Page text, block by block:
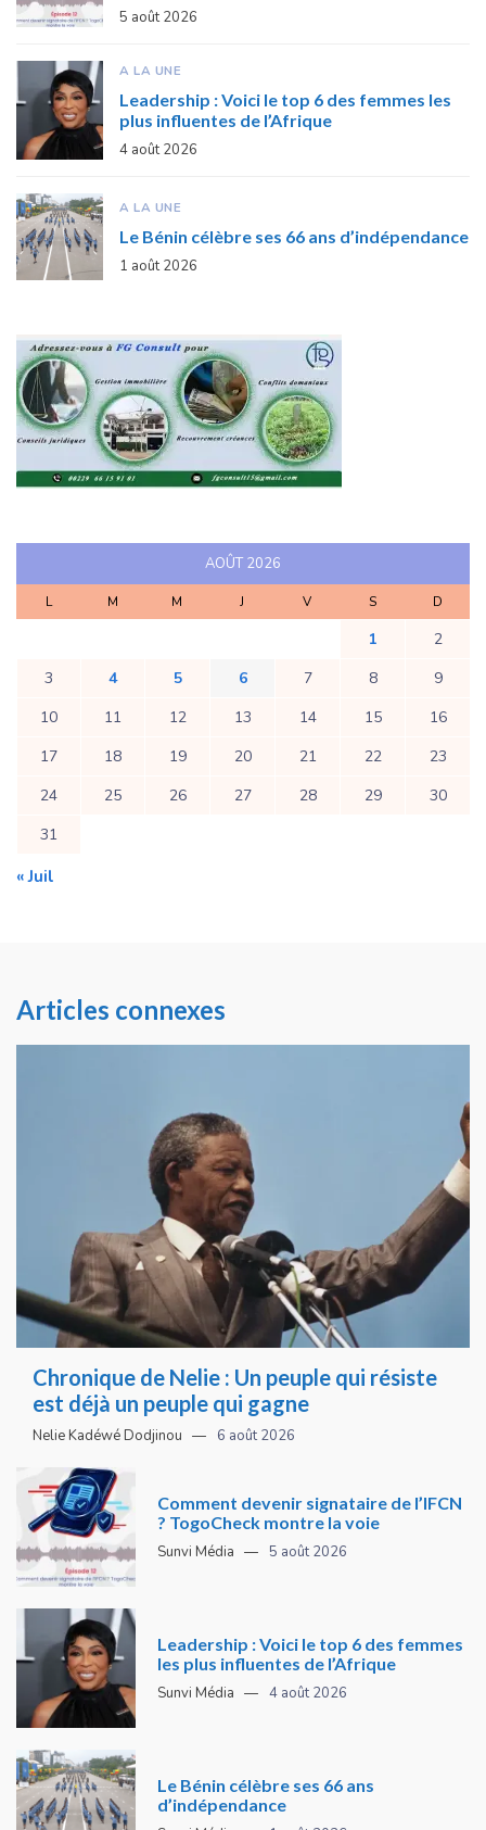
5 août 2026
A LA UNE
Leadership : Voici le top 6 des femmes les
plus influentes de l’Afrique
4 août 2026
A LA UNE
Le Bénin célèbre ses 66 ans d’indépendance
1 août 2026
AOÛT 2026
L M M J V S D
1
2
3
4 5 6 7 8
9
10
11 12 13 14 15
16
17
18 19 20 21 22
23
24
25 26 27 28 29
30
31
« Juil
Articles connexes
Chronique de Nelie : Un peuple qui résiste
est déjà un peuple qui gagne
Nelie Kadéwé Dodjinou 6 août 2026
Comment devenir signataire de l’IFCN
? TogoCheck montre la voie
Sunvi Média 5 août 2026
Leadership : Voici le top 6 des femmes
les plus influentes de l’Afrique
Sunvi Média 4 août 2026
Le Bénin célèbre ses 66 ans
d’indépendance